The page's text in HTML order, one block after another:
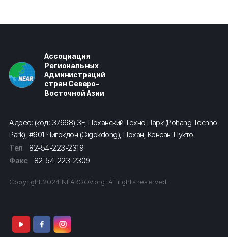
Ассоциация
Региональных
Администраций
стран Северо-
Восточной Азии
Адрес: (код: 37668) 3F, Поханский Техно Парк (Pohang Techno
Park), #601 Чигокдон (Gigokdong), Похан, Кёнсан-Пукто
Тел
82-54-223-2319
Факс
82-54-223-2309
Copyright 2024 NEARGOV.org. All rights reserved.